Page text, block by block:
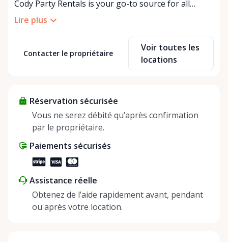
Cody Party Rentals is your go-to source for all
things party and event rentals. We’re proud to be a
partner of Rent Anything, expanding our offerings
At Cody Party Rentals, we believe in the power of
sharing—giving others the chance to rent out their
helping people enjoy more for less while making a
positive impact on the environment. By choosing to
share instead of buy, we’re all doing our part to
Lire plus
Contacter le propriétaire
Voir toutes les
locations
Réservation sécurisée
Vous ne serez débité qu’après confirmation
par le propriétaire.
Paiements sécurisés
Assistance réelle
Obtenez de l’aide rapidement avant, pendant
ou après votre location.